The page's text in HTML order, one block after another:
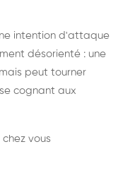
intention d'attaque
désorienté : une
peut tourner
cognant aux
vous